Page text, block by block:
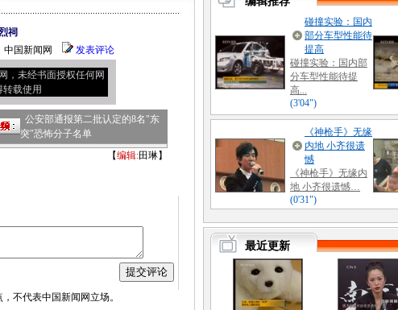
祠
中国新闻网
发表评论
，未经书面授权任何网
载使用
公安部通报第二批认定的8名"东
突"恐怖分子名单
【编辑:田琳】
不代表中国新闻网立场。